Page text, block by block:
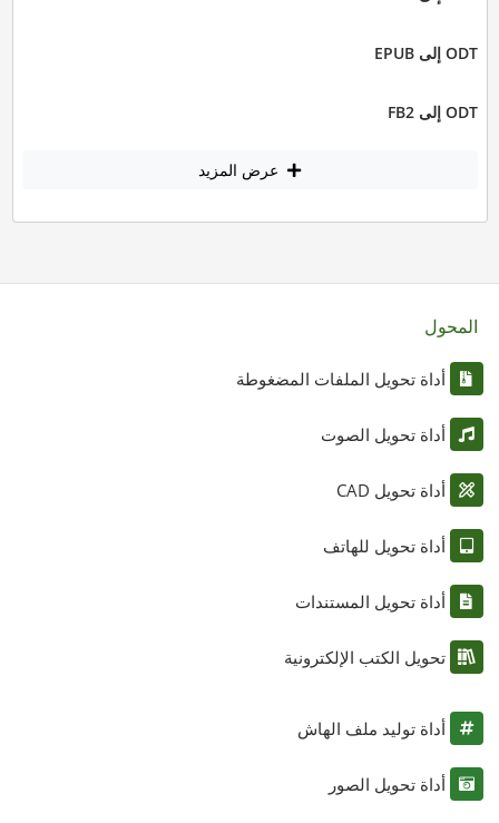
ODT إلى EPUB
ODT إلى FB2
عرض المزيد
المحول
أداة تحويل الملفات المضغوطة
أداة تحويل الصوت
أداة تحويل CAD
أداة تحويل للهاتف
أداة تحويل المستندات
تحويل الكتب الإلكترونية
أداة توليد ملف الهاش
أداة تحويل الصور